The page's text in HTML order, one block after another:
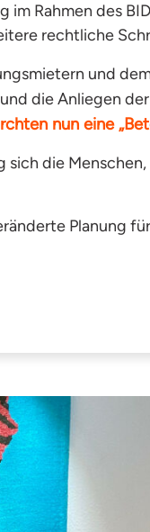
Rahmen des
rechtliche
und
die Anliegen
nun eine
die Menschen,
Planung